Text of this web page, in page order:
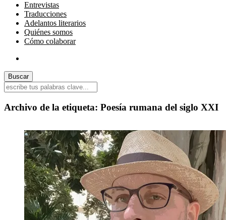
Entrevistas
Traducciones
Adelantos literarios
Quiénes somos
Cómo colaborar
Archivo de la etiqueta: Poesía rumana del siglo XXI